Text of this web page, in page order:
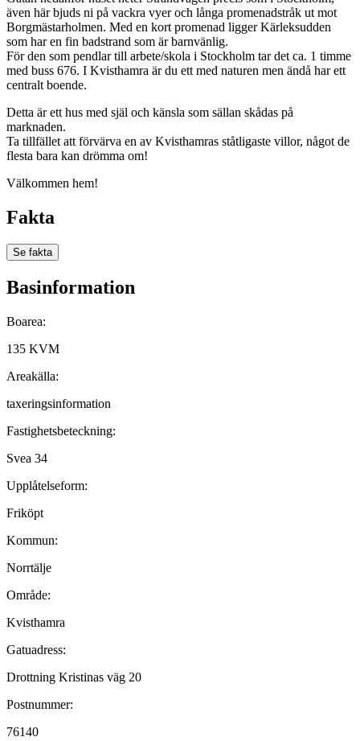
även här bjuds ni på vackra vyer och långa promenadstråk ut mot
Borgmästarholmen. Med en kort promenad ligger Kärleksudden
som har en fin badstrand som är barnvänlig.
För den som pendlar till arbete/skola i Stockholm tar det ca. 1 timme
med buss 676. I Kvisthamra är du ett med naturen men ändå har ett
centralt boende.
Detta är ett hus med själ och känsla som sällan skådas på
marknaden.
Ta tillfället att förvärva en av Kvisthamras ståtligaste villor, något de
flesta bara kan drömma om!
Välkommen hem!
Fakta
Se fakta
Basinformation
Boarea:
135 KVM
Areakälla:
taxeringsinformation
Fastighets­beteckning:
Svea 34
Upplåtelseform:
Friköpt
Kommun:
Norrtälje
Område:
Kvisthamra
Gatuadress:
Drottning Kristinas väg 20
Postnummer:
76140